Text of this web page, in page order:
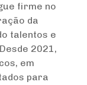
firme no
da
talentos e
2021,
em
para